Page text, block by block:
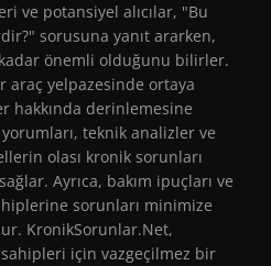
ve potansiyel alıcılar, "Bu
sorusuna yanıt ararken,
önemli olduğunu bilirler.
araç yelpazesinde ortaya
hakkında derinlemesine
teknik analizler ve
olası kronik sorunları
Ayrıca, bakım ipuçları ve
sorunları minimize
KronikSorunlar.Net,
için vazgeçilmez bir